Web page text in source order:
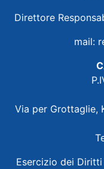
Direttore
mail:
Via per Grottaglie,
Esercizio dei